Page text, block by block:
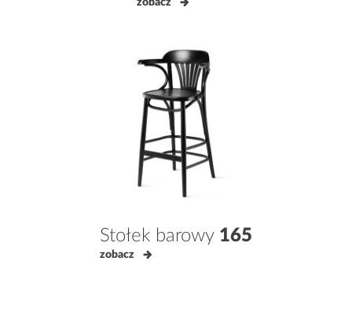
zobacz
Stołek barowy 165
zobacz